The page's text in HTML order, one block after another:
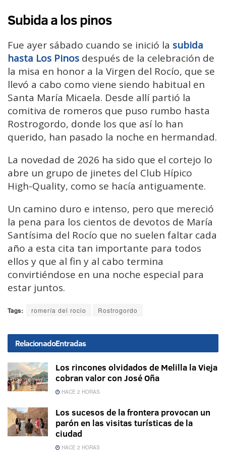
Subida a los pinos
Fue ayer sábado cuando se inició la subida
hasta Los Pinos después de la celebración de
la misa en honor a la Virgen del Rocío, que se
llevó a cabo como viene siendo habitual en
Santa María Micaela. Desde allí partió la
comitiva de romeros que puso rumbo hasta
Rostrogordo, donde los que así lo han
querido, han pasado la noche en hermandad.
La novedad de 2026 ha sido que el cortejo lo
abre un grupo de jinetes del Club Hípico
High-Quality, como se hacía antiguamente.
Un camino duro e intenso, pero que mereció
la pena para los cientos de devotos de María
Santísima del Rocío que no suelen faltar cada
año a esta cita tan importante para todos
ellos y que al fin y al cabo termina
convirtiéndose en una noche especial para
estar juntos.
Tags: romería del rocio Rostrogordo
RelacionadoEntradas
Los rincones olvidados de Melilla la Vieja
cobran valor con José Oña
HACE 2 HORAS
Los sucesos de la frontera provocan un
parón en las visitas turísticas de la
ciudad
HACE 2 HORAS